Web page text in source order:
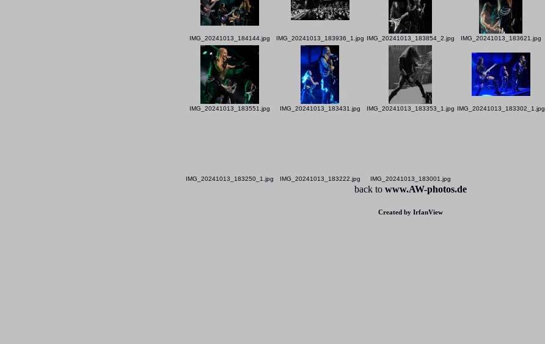
IMG_20241013_184144.jpg IMG_20241013_183936_1.jpg IMG_20241013_183854_2.jpg IMG_20241013_183621.jpg
IMG_20241013_183551.jpg IMG_20241013_183431.jpg IMG_20241013_183353_1.jpg IMG_20241013_183302_1.jpg
IMG_20241013_183250_1.jpg IMG_20241013_183222.jpg IMG_20241013_183001.jpg
back to www.AW-photos.de
Created by IrfanView